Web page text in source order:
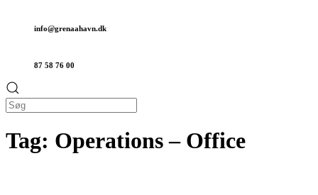
info@grenaa­havn.dk
87 58 76 00
Tag: Operations – Office